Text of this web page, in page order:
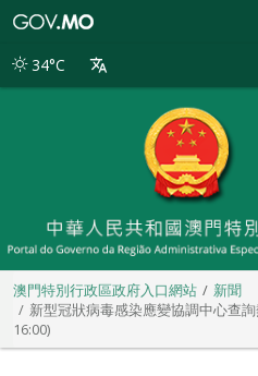
別
34°C
澳門特別行政區政府入口網站
新聞
新型冠狀病毒感染應變協調中心查
16:00)